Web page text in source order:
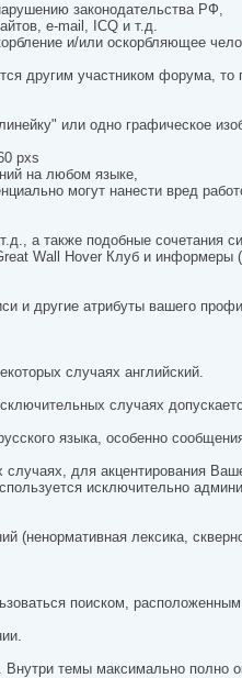
законодательства РФ,
e-mail, ICQ и т.д.
и/или оскорбляющее
другим участником форума,
или одно графическое
pxs
на любом языке,
могут нанести вред
а также подобные
Wall Hover Клуб и информеры
и другие атрибуты вашего
случаях английский.
случаях
языка, особенно
для акцентирования
исключительно
(ненормативная лексика,
поиском, расположенным
темы максимально полно